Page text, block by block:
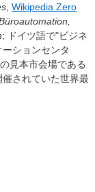
Wikipedia Zero
üroautomation,
; ドイツ語で"ビジネ
ションセンタ
見本市会場である
されていた世界最